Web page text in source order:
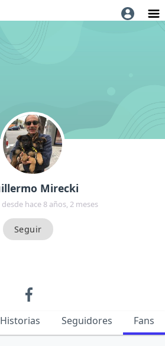
Mirecki
hace 8 años, 2 meses
Historias Seguidores Fans